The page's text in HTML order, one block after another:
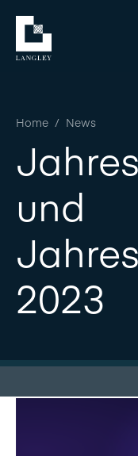
Home / News
und
2023